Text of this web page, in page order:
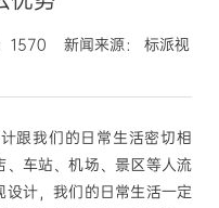
1570 新闻来源： 标派视
跟我们的日常生活密切相
车站、机场、景区等人流
计，我们的日常生活一定